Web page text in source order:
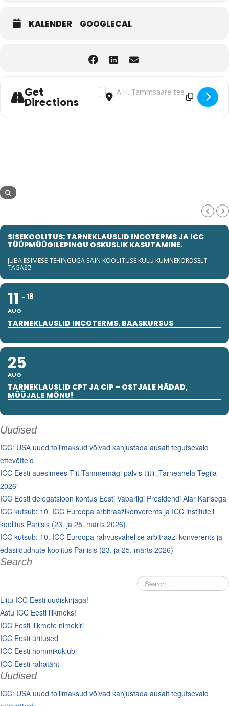
KALENDER GOOGLECAL
Get
Directions
Address - Tarneklauslid
Destination Address -
SISEKOOLITUS: TARNEKLAUSLID INCOTERMS JA ICC
TÜÜPMÜÜGILEPINGU OSKUSLIK KASUTAMINE.
JUBA ESIMESE TEHINGUGA SAIN KOOLITUSE KULU KÜMNEKORDSELT
TAGASI!
11
AUG
18
TARNEKLAUSLID INCOTERMS. BAASKURSUS
25
AUG
TARNEKLAUSLID CPT JA CIP – OSTJALE HÄDAD,
MÜÜJALE MÕNU!
Uudised
ICC: USA uued tollimaksud võivad kahjustada ausalt tegutsevaid
ettevõtteid
ICC Eesti auesimees Tiit Tammemägi pälvis tiitli „Tarneahela Tegija
2026“
ICC Eesti delegatsioon kohtus Eesti Vabariigi Presidendi Alar Karisega
ICC kutsub: 10. ICC Euroopa arbitraažikonverents ja ICC institute’i
koolitus Pariisis (23. ja 25. märts 2026)
ICC kutsub: 10. ICC Euroopa rahvusvahelise arbitraaži konverents ja
edasijõudnute koolitus Pariisis (23. ja 25. märts 2026)
Search
Liitu ICC Eesti uudiskirjaga!
Astu ICC Eesti liikmeks!
ICC Eesti liikmete nimekiri
ICC Eesti üritused
ICC Eesti hommikuklubi
ICC Eesti rahatäht
Uudised
ICC: USA uued tollimaksud võivad kahjustada ausalt tegutsevaid